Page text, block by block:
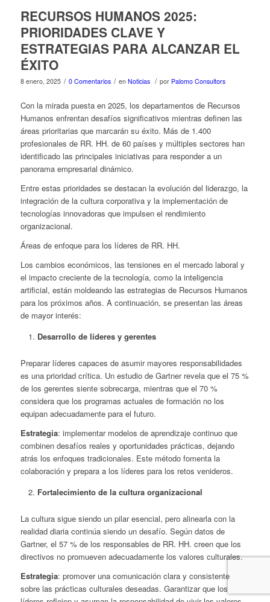
RECURSOS HUMANOS 2025:
PRIORIDADES CLAVE Y
ESTRATEGIAS PARA ALCANZAR EL
ÉXITO
8 enero, 2025 / 0 Comentarios / en Noticias / por Palomo Consultors
Con la mirada puesta en 2025, los departamentos de Recursos
Humanos enfrentan desafíos significativos mientras definen las
áreas prioritarias que marcarán su éxito. Más de 1.400
profesionales de RR. HH. de 60 países y múltiples sectores han
identificado las principales iniciativas para responder a un
panorama empresarial dinámico.
Entre estas prioridades se destacan la evolución del liderazgo, la
integración de la cultura corporativa y la implementación de
tecnologías innovadoras que impulsen el rendimiento
organizacional.
Áreas de enfoque para los líderes de RR. HH.
Los cambios económicos, las tensiones en el mercado laboral y
el impacto creciente de la tecnología, como la inteligencia
artificial, están moldeando las estrategias de Recursos Humanos
para los próximos años. A continuación, se presentan las áreas
de mayor interés:
Desarrollo de líderes y gerentes
Preparar líderes capaces de asumir mayores responsabilidades
es una prioridad crítica. Un estudio de Gartner revela que el 75 %
de los gerentes siente sobrecarga, mientras que el 70 %
considera que los programas actuales de formación no los
equipan adecuadamente para el futuro.
Estrategia: implementar modelos de aprendizaje continuo que
combinen desafíos reales y oportunidades prácticas, dejando
atrás los enfoques tradicionales. Este método fomenta la
colaboración y prepara a los líderes para los retos venideros.
Fortalecimiento de la cultura organizacional
La cultura sigue siendo un pilar esencial, pero alinearla con la
realidad diaria continúa siendo un desafío. Según datos de
Gartner, el 57 % de los responsables de RR. HH. creen que los
directivos no promueven adecuadamente los valores culturales.
Estrategia: promover una comunicación clara y consistente
sobre las prácticas culturales deseadas. Garantizar que los